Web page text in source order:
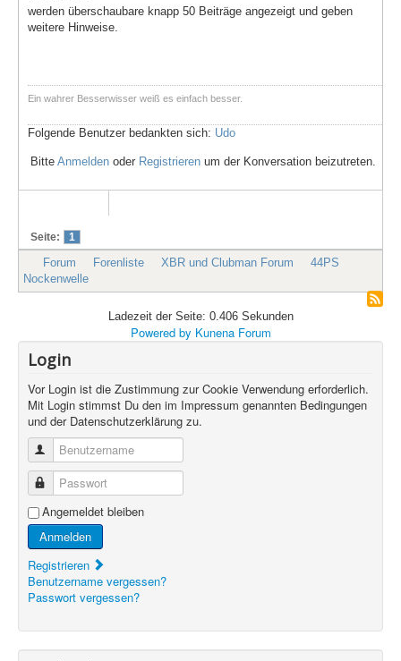
werden überschaubare knapp 50 Beiträge angezeigt und geben
weitere Hinweise.
Ein wahrer Besserwisser weiß es einfach besser.
Folgende Benutzer bedankten sich: Udo
Bitte Anmelden oder Registrieren um der Konversation beizutreten.
Seite: 1
Forum Forenliste XBR und Clubman Forum
44PS
Nockenwelle
Ladezeit der Seite: 0.406 Sekunden
Powered by Kunena Forum
Login
Vor Login ist die Zustimmung zur Cookie Verwendung erforderlich.
Mit Login stimmst Du den im Impressum genannten Bedingungen
und der Datenschutzerklärung zu.
Benutzername
Passwort
Angemeldet bleiben
Anmelden
Registrieren
Benutzername vergessen?
Passwort vergessen?